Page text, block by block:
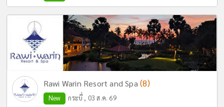
Rawi Warin Resort and Spa (8)
New กระบี่ , 03 ส.ค. 69